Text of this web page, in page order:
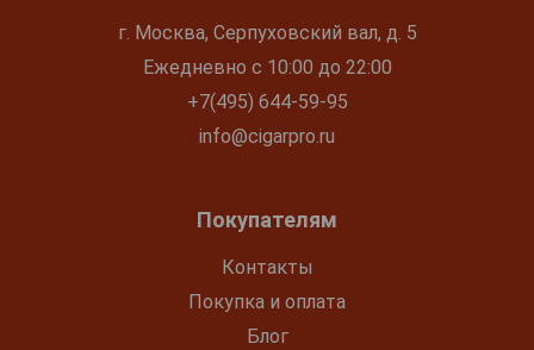
г. Москва, Серпуховский вал, д. 5
Ежедневно с 10:00 до 22:00
+7(495) 644-59-95
info@cigarpro.ru
Покупателям
Контакты
Покупка и оплата
Блог